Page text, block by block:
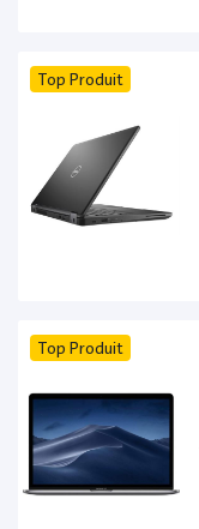
Top Produit
Top Produit